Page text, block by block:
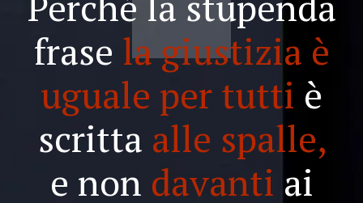
frase la giustizia è
uguale per tutti è
scritta alle spalle,
e non davanti ai